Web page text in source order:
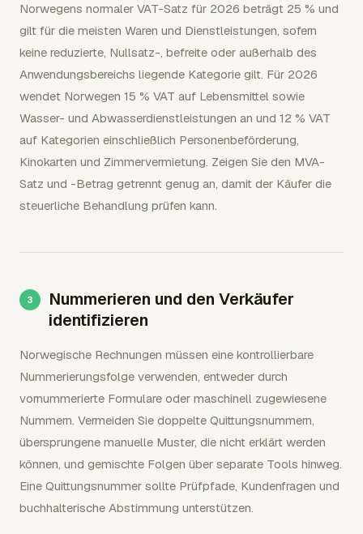
Norwegens normaler VAT-Satz für 2026 beträgt 25 % und
gilt für die meisten Waren und Dienstleistungen, sofern
keine reduzierte, Nullsatz-, befreite oder außerhalb des
Anwendungsbereichs liegende Kategorie gilt. Für 2026
wendet Norwegen 15 % VAT auf Lebensmittel sowie
Wasser- und Abwasserdienstleistungen an und 12 % VAT
auf Kategorien einschließlich Personenbeförderung,
Kinokarten und Zimmervermietung. Zeigen Sie den MVA-
Satz und -Betrag getrennt genug an, damit der Käufer die
steuerliche Behandlung prüfen kann.
Nummerieren und den Verkäufer
identifizieren
Norwegische Rechnungen müssen eine kontrollierbare
Nummerierungsfolge verwenden, entweder durch
vornummerierte Formulare oder maschinell zugewiesene
Nummern. Vermeiden Sie doppelte Quittungsnummern,
übersprungene manuelle Muster, die nicht erklärt werden
können, und gemischte Folgen über separate Tools hinweg.
Eine Quittungsnummer sollte Prüfpfade, Kundenfragen und
buchhalterische Abstimmung unterstützen.